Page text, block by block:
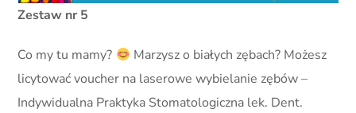
Zestaw nr 5
Co my tu mamy?
Marzysz o białych zębach? Możesz
licytować voucher na laserowe wybielanie zębów –
Indywidualna Praktyka Stomatologiczna lek. Dent.